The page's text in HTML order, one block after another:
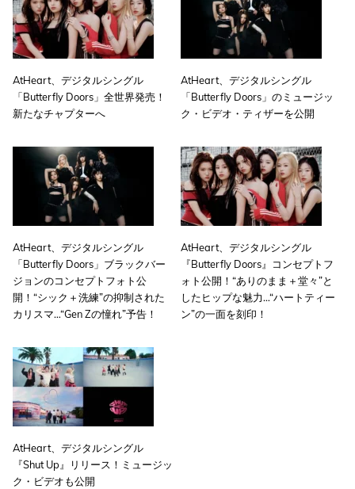
AtHeart、デジタルシングル
「Butterfly Doors」全世界発売！
新たなチャプターへ
AtHeart、デジタルシングル
「Butterfly Doors」のミュージッ
ク・ビデオ・ティザーを公開
AtHeart、デジタルシングル
「Butterfly Doors」ブラックバー
ジョンのコンセプトフォト公
開！“シック＋洗練”の抑制された
カリスマ…“Gen Zの憧れ”予告！
AtHeart、デジタルシングル
『Butterfly Doors』コンセプトフ
ォト公開！“ありのまま＋堂々”と
したヒップな魅力…“ハートティー
ン”の一面を刻印！
AtHeart、デジタルシングル
『Shut Up』リリース！ミュージッ
ク・ビデオも公開